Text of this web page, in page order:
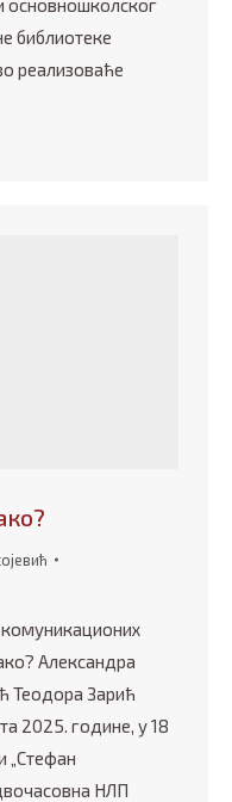
библиотеке
реализоваће
Александра
Теодора Зарић
2025. године, у 18
„Стефан
НЛП